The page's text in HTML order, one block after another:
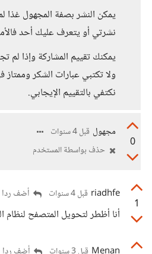
يمكن النشر بصفة المجهول غذا
نشرتي أو يتعرف عليك أحد
يمكنك تقييم المشاركة وإذا لم
ولا تكتبي عبارات الشكر
نكتفي بالتقييم الإيجابي.
0
مجهول قبل 4 سنوات
حذف بواسطة المستخدم
1
riadhfe قبل 4 سنوات أضف ردا
أنا أظطر لتحويل المتصفح